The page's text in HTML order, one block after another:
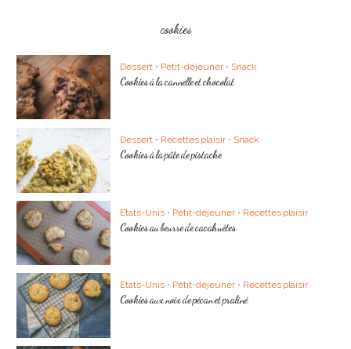
cookies
Dessert • Petit-déjeuner • Snack
Cookies à la cannelle et chocolat
Dessert • Recettes plaisir • Snack
Cookies à la pâte de pistache
Etats-Unis • Petit-déjeuner • Recettes plaisir
Cookies au beurre de cacahuètes
Etats-Unis • Petit-déjeuner • Recettes plaisir
Cookies aux noix de pécan et praliné